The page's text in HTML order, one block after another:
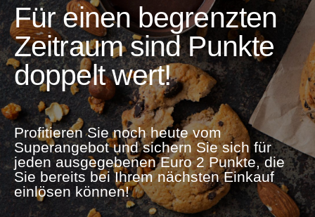
Für einen begrenzten
Zeitraum sind Punkte
doppelt wert!
Profitieren Sie noch heute vom
Superangebot und sichern Sie sich für
jeden ausgegebenen Euro 2 Punkte, die
Sie bereits bei Ihrem nächsten Einkauf
einlösen können!